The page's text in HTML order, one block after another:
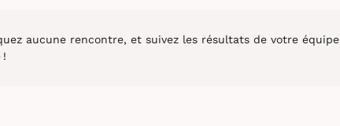
aucune rencontre, et suivez les résultats de votre équipe
!